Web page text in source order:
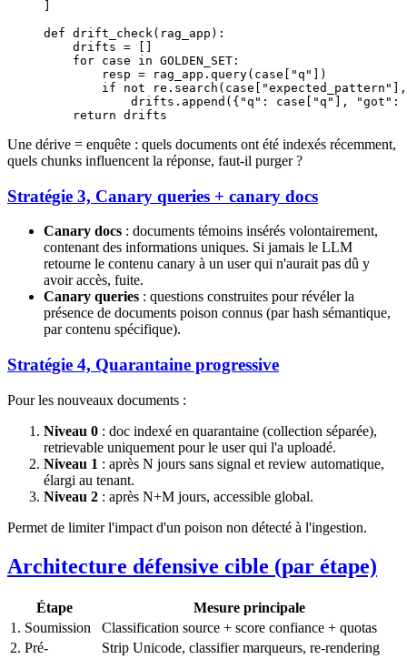
def drift_check (rag_app):
    drifts
=
    for
case in GOLDEN_SET :
        resp
= rag_app.query(case[ "q"
])
        if
not re.search(case[ "expected_pattern"
            drifts.append({
"q" : case[ "q" ], "got" :
    return
drifts
Une dérive = enquête : quels documents ont été indexés récemment,
quels chunks influencent la réponse, faut-il purger ?
Stratégie 3, Canary queries + canary docs
Canary docs : documents témoins insérés volontairement,
contenant des informations uniques. Si jamais le LLM
retourne le contenu canary à un user qui n'aurait pas dû y
avoir accès, fuite.
Canary queries : questions construites pour révéler la
présence de documents poison connus (par hash sémantique,
par contenu spécifique).
Stratégie 4, Quarantaine progressive
Pour les nouveaux documents :
Niveau 0 : doc indexé en quarantaine (collection séparée),
retrievable uniquement pour le user qui l'a uploadé.
Niveau 1 : après N jours sans signal et review automatique,
élargi au tenant.
Niveau 2 : après N+M jours, accessible global.
Permet de limiter l'impact d'un poison non détecté à l'ingestion.
Architecture défensive cible (par étape)
Étape
Mesure principale
1. Soumission
Classification source + score confiance + quotas
2. Pré-
Strip Unicode, classifier marqueurs, re-rendering